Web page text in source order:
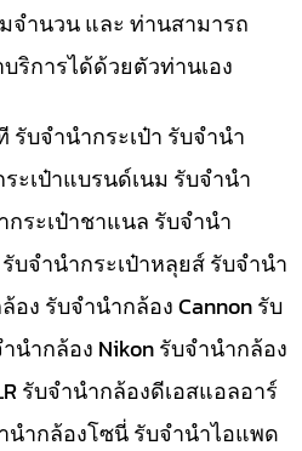
จำนวน และ ท่านสามารถ
ริการได้ด้วยตัวท่านเอง
บจำนำกระเป๋า รับจำนำ
ะเป๋าแบรนด์เนม รับจำนำ
กระเป๋าชาแนล รับจำนำ
รับจำนำกระเป๋าหลุยส์ รับจำนำ
อง รับจำนำกล้อง Cannon รับ
ำกล้อง Nikon รับจำนำกล้อง
รับจำนำกล้องดีเอสแอลอาร์
นำกล้องโซนี่ รับจำนำไอแพด